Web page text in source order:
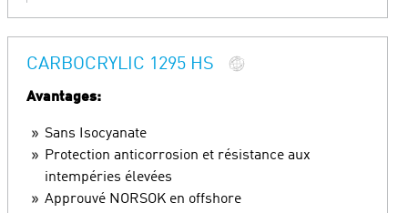
CARBOCRYLIC 1295 HS
Avantages:
Sans Isocyanate
Protection anticorrosion et résistance aux
intempéries élevées
Approuvé NORSOK en offshore